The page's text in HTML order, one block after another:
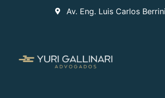
Av. Eng. Luis Carlos